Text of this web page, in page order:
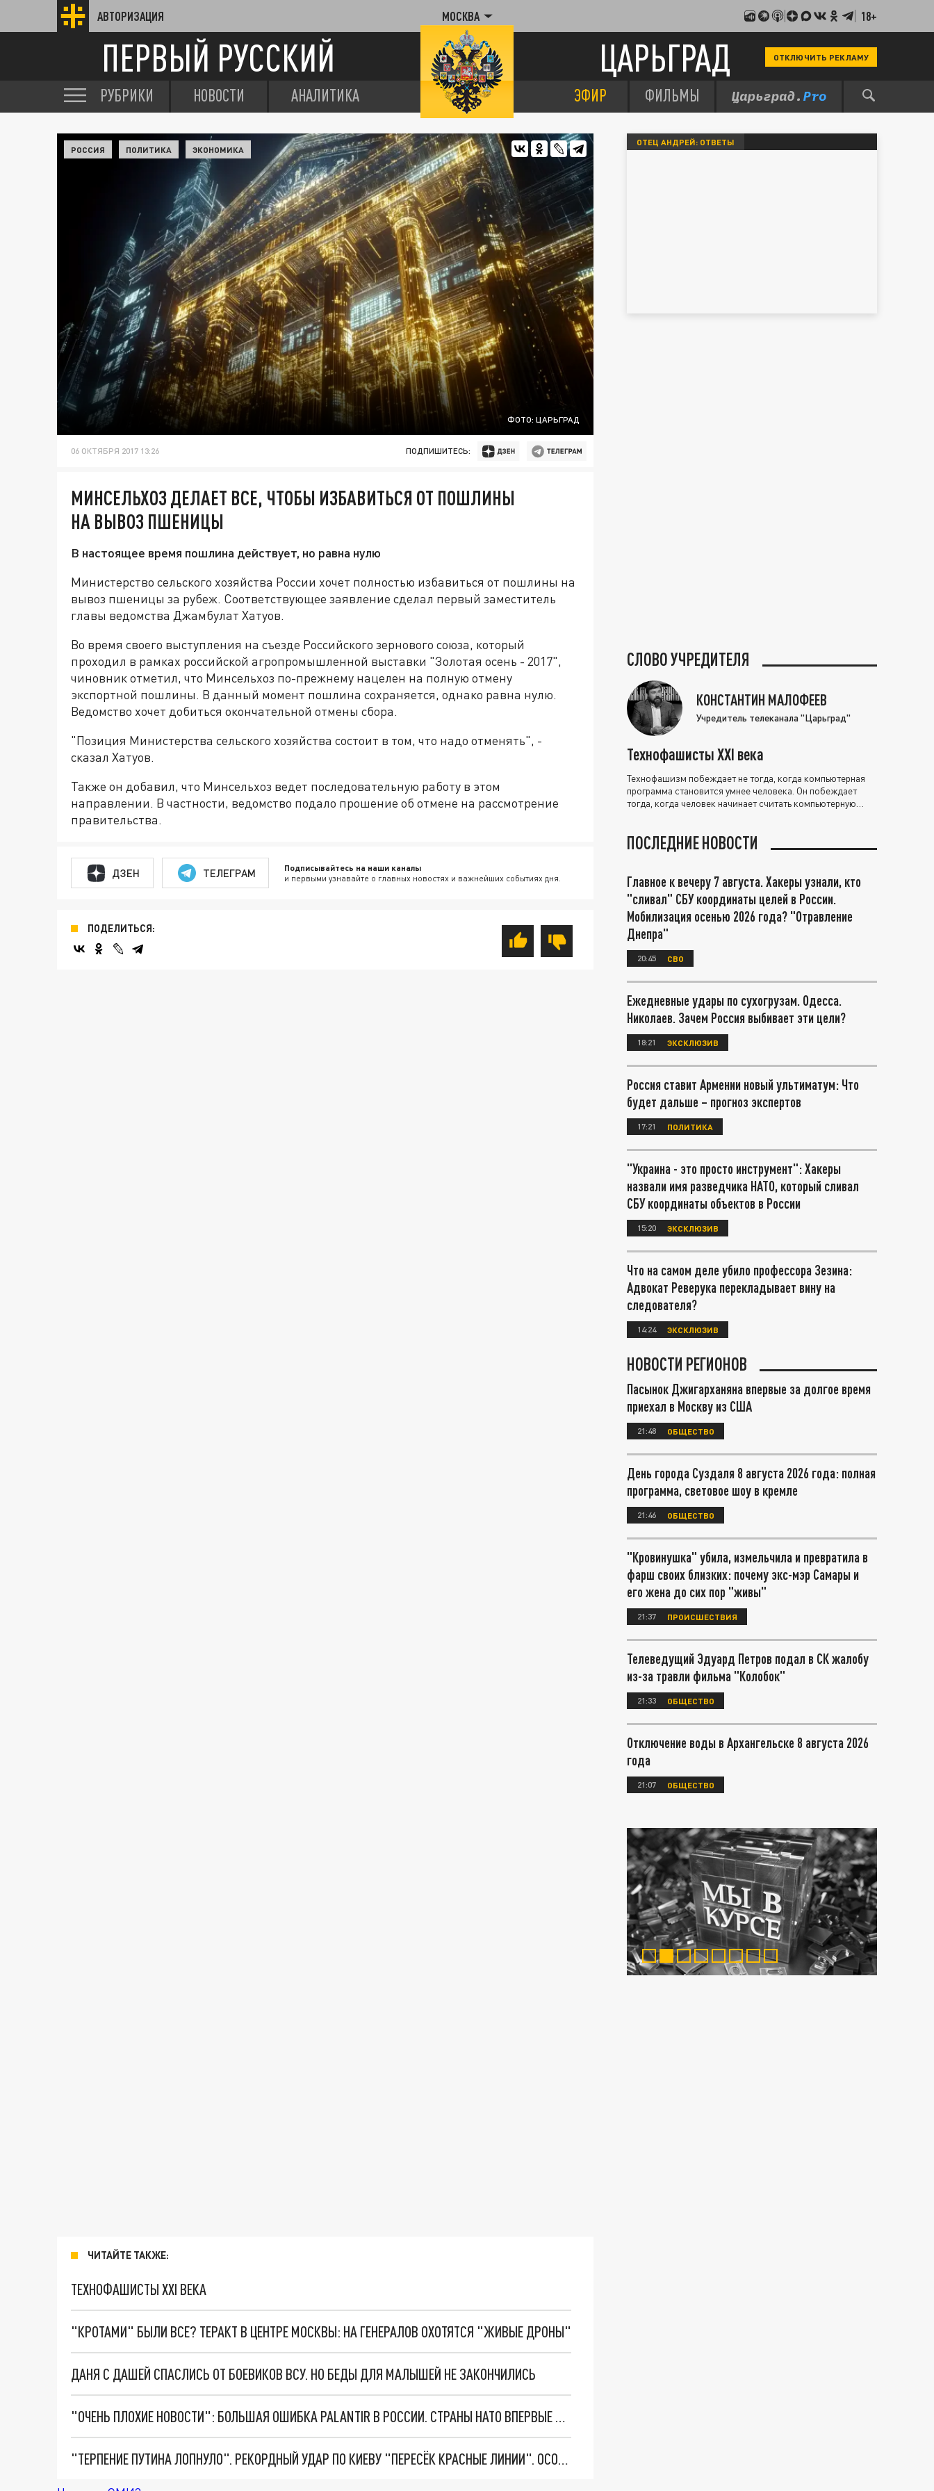
АВТОРИЗАЦИЯ МОСКВА 18+
ПЕРВЫЙ РУССКИЙ ЦАРЬГРАД ОТКЛЮЧИТЬ РЕКЛАМУ
РУБРИКИ НОВОСТИ АНАЛИТИКА ЭФИР ФИЛЬМЫ
ФОТО: ЦАРЬГРАД
РОССИЯ ПОЛИТИКА ЭКОНОМИКА
06 ОКТЯБРЯ 2017 13:26 ПОДПИШИТЕСЬ:
МИНСЕЛЬХОЗ ДЕЛАЕТ ВСЕ, ЧТОБЫ ИЗБАВИТЬСЯ ОТ ПОШЛИНЫ
НА ВЫВОЗ ПШЕНИЦЫ
В настоящее время пошлина действует, но равна нулю
Министерство сельского хозяйства России хочет полностью избавиться от пошлины на
вывоз пшеницы за рубеж. Соответствующее заявление сделал первый заместитель
главы ведомства Джамбулат Хатуов.
Во время своего выступления на съезде Российского зернового союза, который
проходил в рамках российской агропромышленной выставки "Золотая осень - 2017",
чиновник отметил, что Минсельхоз по-прежнему нацелен на полную отмену
экспортной пошлины. В данный момент пошлина сохраняется, однако равна нулю.
Ведомство хочет добиться окончательной отмены сбора.
"Позиция Министерства сельского хозяйства состоит в том, что надо отменять", -
сказал Хатуов.
Также он добавил, что Минсельхоз ведет последовательную работу в этом
направлении. В частности, ведомство подало прошение об отмене на рассмотрение
правительства.
ДЗЕН ТЕЛЕГРАМ Подписывайтесь на наши каналы
и первыми узнавайте о главных новостях и важнейших событиях дня.
ПОДЕЛИТЬСЯ:
ЧИТАЙТЕ ТАКЖЕ:
ТЕХНОФАШИСТЫ XXI ВЕКА
"КРОТАМИ" БЫЛИ ВСЕ? ТЕРАКТ В ЦЕНТРЕ МОСКВЫ: НА ГЕНЕРАЛОВ ОХОТЯТСЯ "ЖИВЫЕ ДРОНЫ"
ДАНЯ С ДАШЕЙ СПАСЛИСЬ ОТ БОЕВИКОВ ВСУ. НО БЕДЫ ДЛЯ МАЛЫШЕЙ НЕ ЗАКОНЧИЛИСЬ
"ОЧЕНЬ ПЛОХИЕ НОВОСТИ": БОЛЬШАЯ ОШИБКА PALANTIR В РОССИИ. СТРАНЫ НАТО ВПЕРВЫЕ ЗА СВО ОСТАНОВИЛИ ПОСТАВКИ ОРУЖИЯ. ВСУ ТЕРЯЮТ ПРИГРАНИЧЬЕ?
"ТЕРПЕНИЕ ПУТИНА ЛОПНУЛО". РЕКОРДНЫЙ УДАР ПО КИЕВУ "ПЕРЕСЁК КРАСНЫЕ ЛИНИИ". ОСОБЫЕ СПЕЦЫ КНДР НА ЛБС? ТАЙНЫЕ ПЕРЕГОВОРЫ ЕВРОПЫ И МОСКВЫ
ОТЕЦ АНДРЕЙ: ОТВЕТЫ
СЛОВО УЧРЕДИТЕЛЯ
КОНСТАНТИН МАЛОФЕЕВ
Учредитель телеканала "Царьград"
Технофашисты XXI века
Технофашизм побеждает не тогда, когда компьютерная
программа становится умнее человека. Он побеждает
тогда, когда человек начинает считать компьютерную
ПОСЛЕДНИЕ НОВОСТИ
Главное к вечеру 7 августа. Хакеры узнали, кто
"сливал" СБУ координаты целей в России.
Мобилизация осенью 2026 года? "Отравление
Днепра"
20:45 СВО
Ежедневные удары по сухогрузам. Одесса.
Николаев. Зачем Россия выбивает эти цели?
18:21 ЭКСКЛЮЗИВ
Россия ставит Армении новый ультиматум: Что
будет дальше – прогноз экспертов
17:21 ПОЛИТИКА
"Украина - это просто инструмент": Хакеры
назвали имя разведчика НАТО, который сливал
СБУ координаты объектов в России
15:20 ЭКСКЛЮЗИВ
Что на самом деле убило профессора Зезина:
Адвокат Реверука перекладывает вину на
следователя?
14:24 ЭКСКЛЮЗИВ
НОВОСТИ РЕГИОНОВ
Пасынок Джигарханяна впервые за долгое время
приехал в Москву из США
21:48 ОБЩЕСТВО
День города Суздаля 8 августа 2026 года: полная
программа, световое шоу в кремле
21:46 ОБЩЕСТВО
"Кровинушка" убила, измельчила и превратила в
фарш своих близких: почему экс-мэр Самары и
его жена до сих пор "живы"
21:37 ПРОИСШЕСТВИЯ
Телеведущий Эдуард Петров подал в СК жалобу
из-за травли фильма "Колобок"
21:33 ОБЩЕСТВО
Отключение воды в Архангельске 8 августа 2026
года
21:07 ОБЩЕСТВО